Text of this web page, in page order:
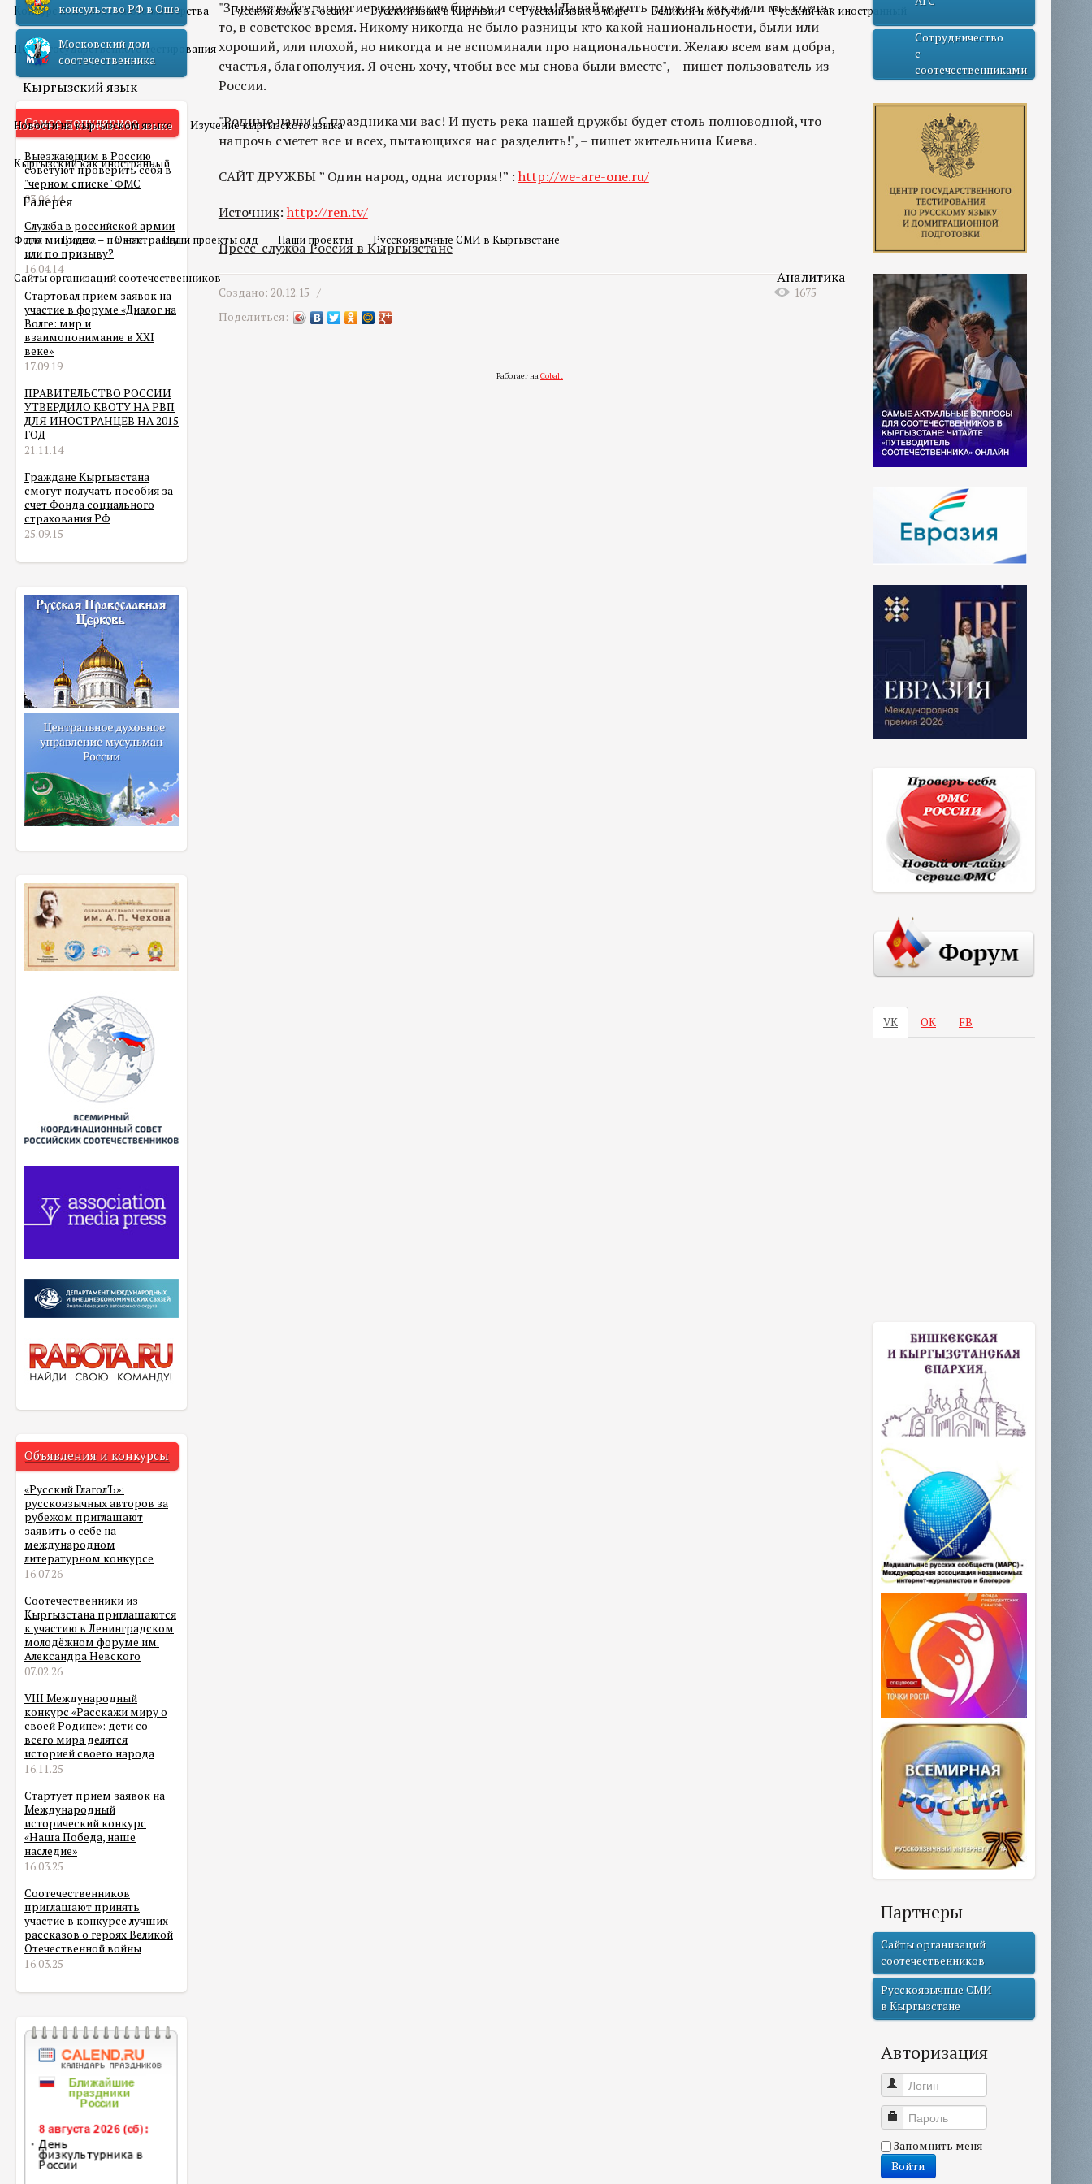
Конкурс педагогического мастерства Русский язык в России Русский язык в Киргизии Русский язык в мире Великий и могучий Русский как иностранный
Центр государственного тестирования
Кыргызский язык
Новости на кыргызском языке Изучение кыргызского языка
Кыргызский как иностранный
Галерея
Фото Видео О нас Наши проекты олд Наши проекты Русскоязычные СМИ в Кыргызстане
Сайты организаций соотечественников Аналитика
консульство РФ в Оше
Московский дом
соотечественника
Самое популярное
Выезжающим в Россию
советуют проверить себя в
"черном списке" ФМС
03.06.14
Служба в российской армии
для мигранта – по контракту
или по призыву?
16.04.14
Стартовал прием заявок на
участие в форуме «Диалог на
Волге: мир и
взаимопонимание в XXI
веке»
17.09.19
ПРАВИТЕЛЬСТВО РОССИИ
УТВЕРДИЛО КВОТУ НА РВП
ДЛЯ ИНОСТРАНЦЕВ НА 2015
ГОД
21.11.14
Граждане Кыргызстана
смогут получать пособия за
счет Фонда социального
страхования РФ
25.09.15
Объявления и конкурсы
«Русский ГлаголЪ»:
русскоязычных авторов за
рубежом приглашают
заявить о себе на
международном
литературном конкурсе
16.07.26
Соотечественники из
Кыргызстана приглашаются
к участию в Ленинградском
молодёжном форуме им.
Александра Невского
07.02.26
VIII Международный
конкурс «Расскажи миру о
своей Родине»: дети со
всего мира делятся
историей своего народа
16.11.25
Стартует прием заявок на
Международный
исторический конкурс
«Наша Победа, наше
наследие»
16.03.25
Соотечественников
приглашают принять
участие в конкурсе лучших
рассказов о героях Великой
Отечественной войны
16.03.25
"Здравствуйте, дорогие украинские братья и сестры! Давайте жить дружно, как жили мы когда-
то, в советское время. Никому никогда не было разницы кто какой национальности, были или
хороший, или плохой, но никогда и не вспоминали про национальности. Желаю всем вам добра,
счастья, благополучия. Я очень хочу, чтобы все мы снова были вместе", – пишет пользователь из
России.
"Родные наши! С праздниками вас! И пусть река нашей дружбы будет столь полноводной, что
напрочь сметет все и всех, пытающихся нас разделить!", – пишет жительница Киева.
САЙТ ДРУЖБЫ ” Один народ, одна история!” : http://we-are-one.ru/
Источник: http://ren.tv/
Пресс-служба Россия в Кыргызстане
Создано: 20.12.15 /
1675
Поделиться:
Работает наCobalt
Сотрудничество
с
соотечественниками
VK ОК FB
Партнеры
Сайты организаций
соотечественников
Русскоязычные СМИ
в Кыргызстане
Авторизация
Логин
Пароль
Запомнить меня
Войти